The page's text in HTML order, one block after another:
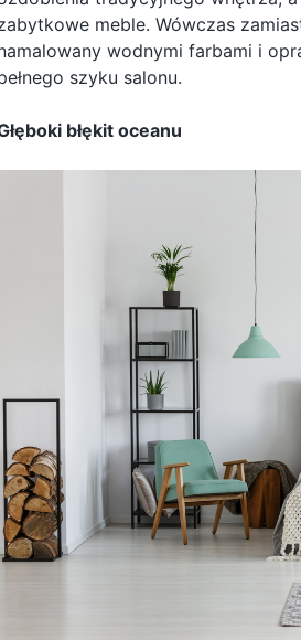
meble. Wówczas
wodnymi farbami i
szyku salonu.
błękit oceanu